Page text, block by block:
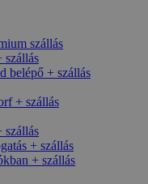
szállás
szállás
+ szállás
+ szállás
+ szállás
+ szállás